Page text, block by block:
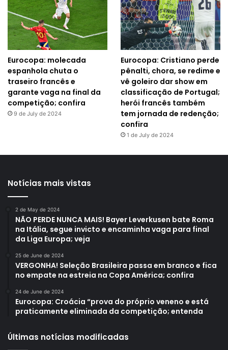
Eurocopa: molecada
espanhola chuta o
traseiro francês e
garante vaga na final da
competição; confira
9 de July de 2024
Eurocopa: Cristiano perde
pênalti, chora, se redime e
vê goleiro dar show em
classificação de Portugal;
herói francês também
tem jornada de redenção;
confira
1 de July de 2024
Notícias mais vistas
2 de May de 2024
NÃO PERDE NUNCA MAIS! Bayer Leverkusen bate Roma
na Itália, segue invicto e encaminha vaga para final
da Liga Europa; veja
25 de June de 2024
VERGONHA! Seleção Brasileira passa em branco e fica
no empate na estreia na Copa América; confira
24 de June de 2024
Eurocopa: Croácia “prova do próprio veneno e está
praticamente eliminada da competição; entenda
Últimas notícias modificadas